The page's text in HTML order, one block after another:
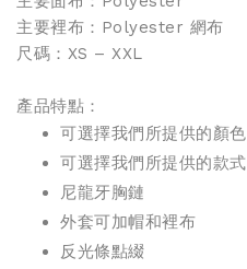
主要裡布：Polyester 網布
尺碼：XS – XXL
產品特點：
可選擇我們所提供的顏
可選擇我們所提供的款
尼龍牙胸鏈
外套可加帽和裡布
反光條點綴